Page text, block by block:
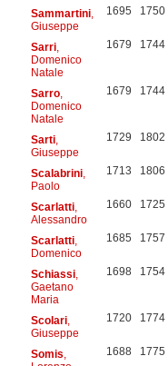
Sammartini,
Giuseppe
1695 1750
Sarri,
Domenico
Natale
1679 1744
Sarro,
Domenico
Natale
1679 1744
Sarti,
Giuseppe
1729 1802
Scalabrini,
Paolo
1713 1806
Scarlatti,
Alessandro
1660 1725
Scarlatti,
Domenico
1685 1757
Schiassi,
Gaetano
Maria
1698 1754
Scolari,
Giuseppe
1720 1774
Somis 1688 1775